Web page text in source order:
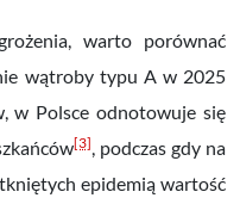
warto porównać
wątroby typu A w 2025
w Polsce odnotowuje się
[3], podczas gdy na
epidemią wartość